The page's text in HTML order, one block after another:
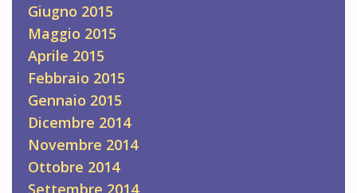
Giugno 2015
Maggio 2015
Aprile 2015
Febbraio 2015
Gennaio 2015
Dicembre 2014
Novembre 2014
Ottobre 2014
Settembre 2014